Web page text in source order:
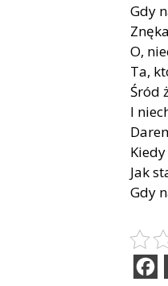
Gdy
O,
Ta,
Śród
I
Jak
Gdy